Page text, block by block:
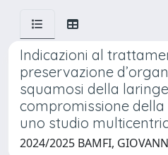
Indicazioni al
preservazione
squamosi della
compromissione
uno studio
2024/2025 BAMFI,